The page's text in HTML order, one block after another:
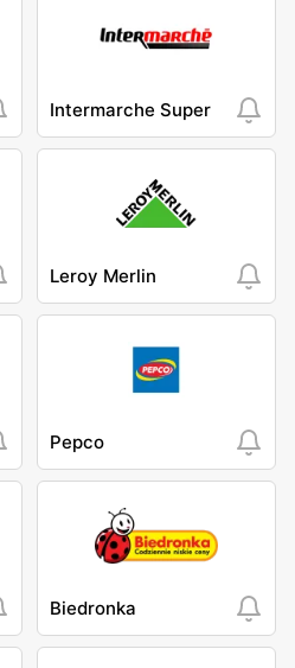
Intermarche Super
Leroy Merlin
Pepco
Biedronka